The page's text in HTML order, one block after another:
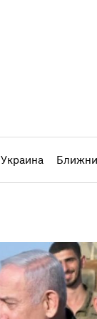
Украина